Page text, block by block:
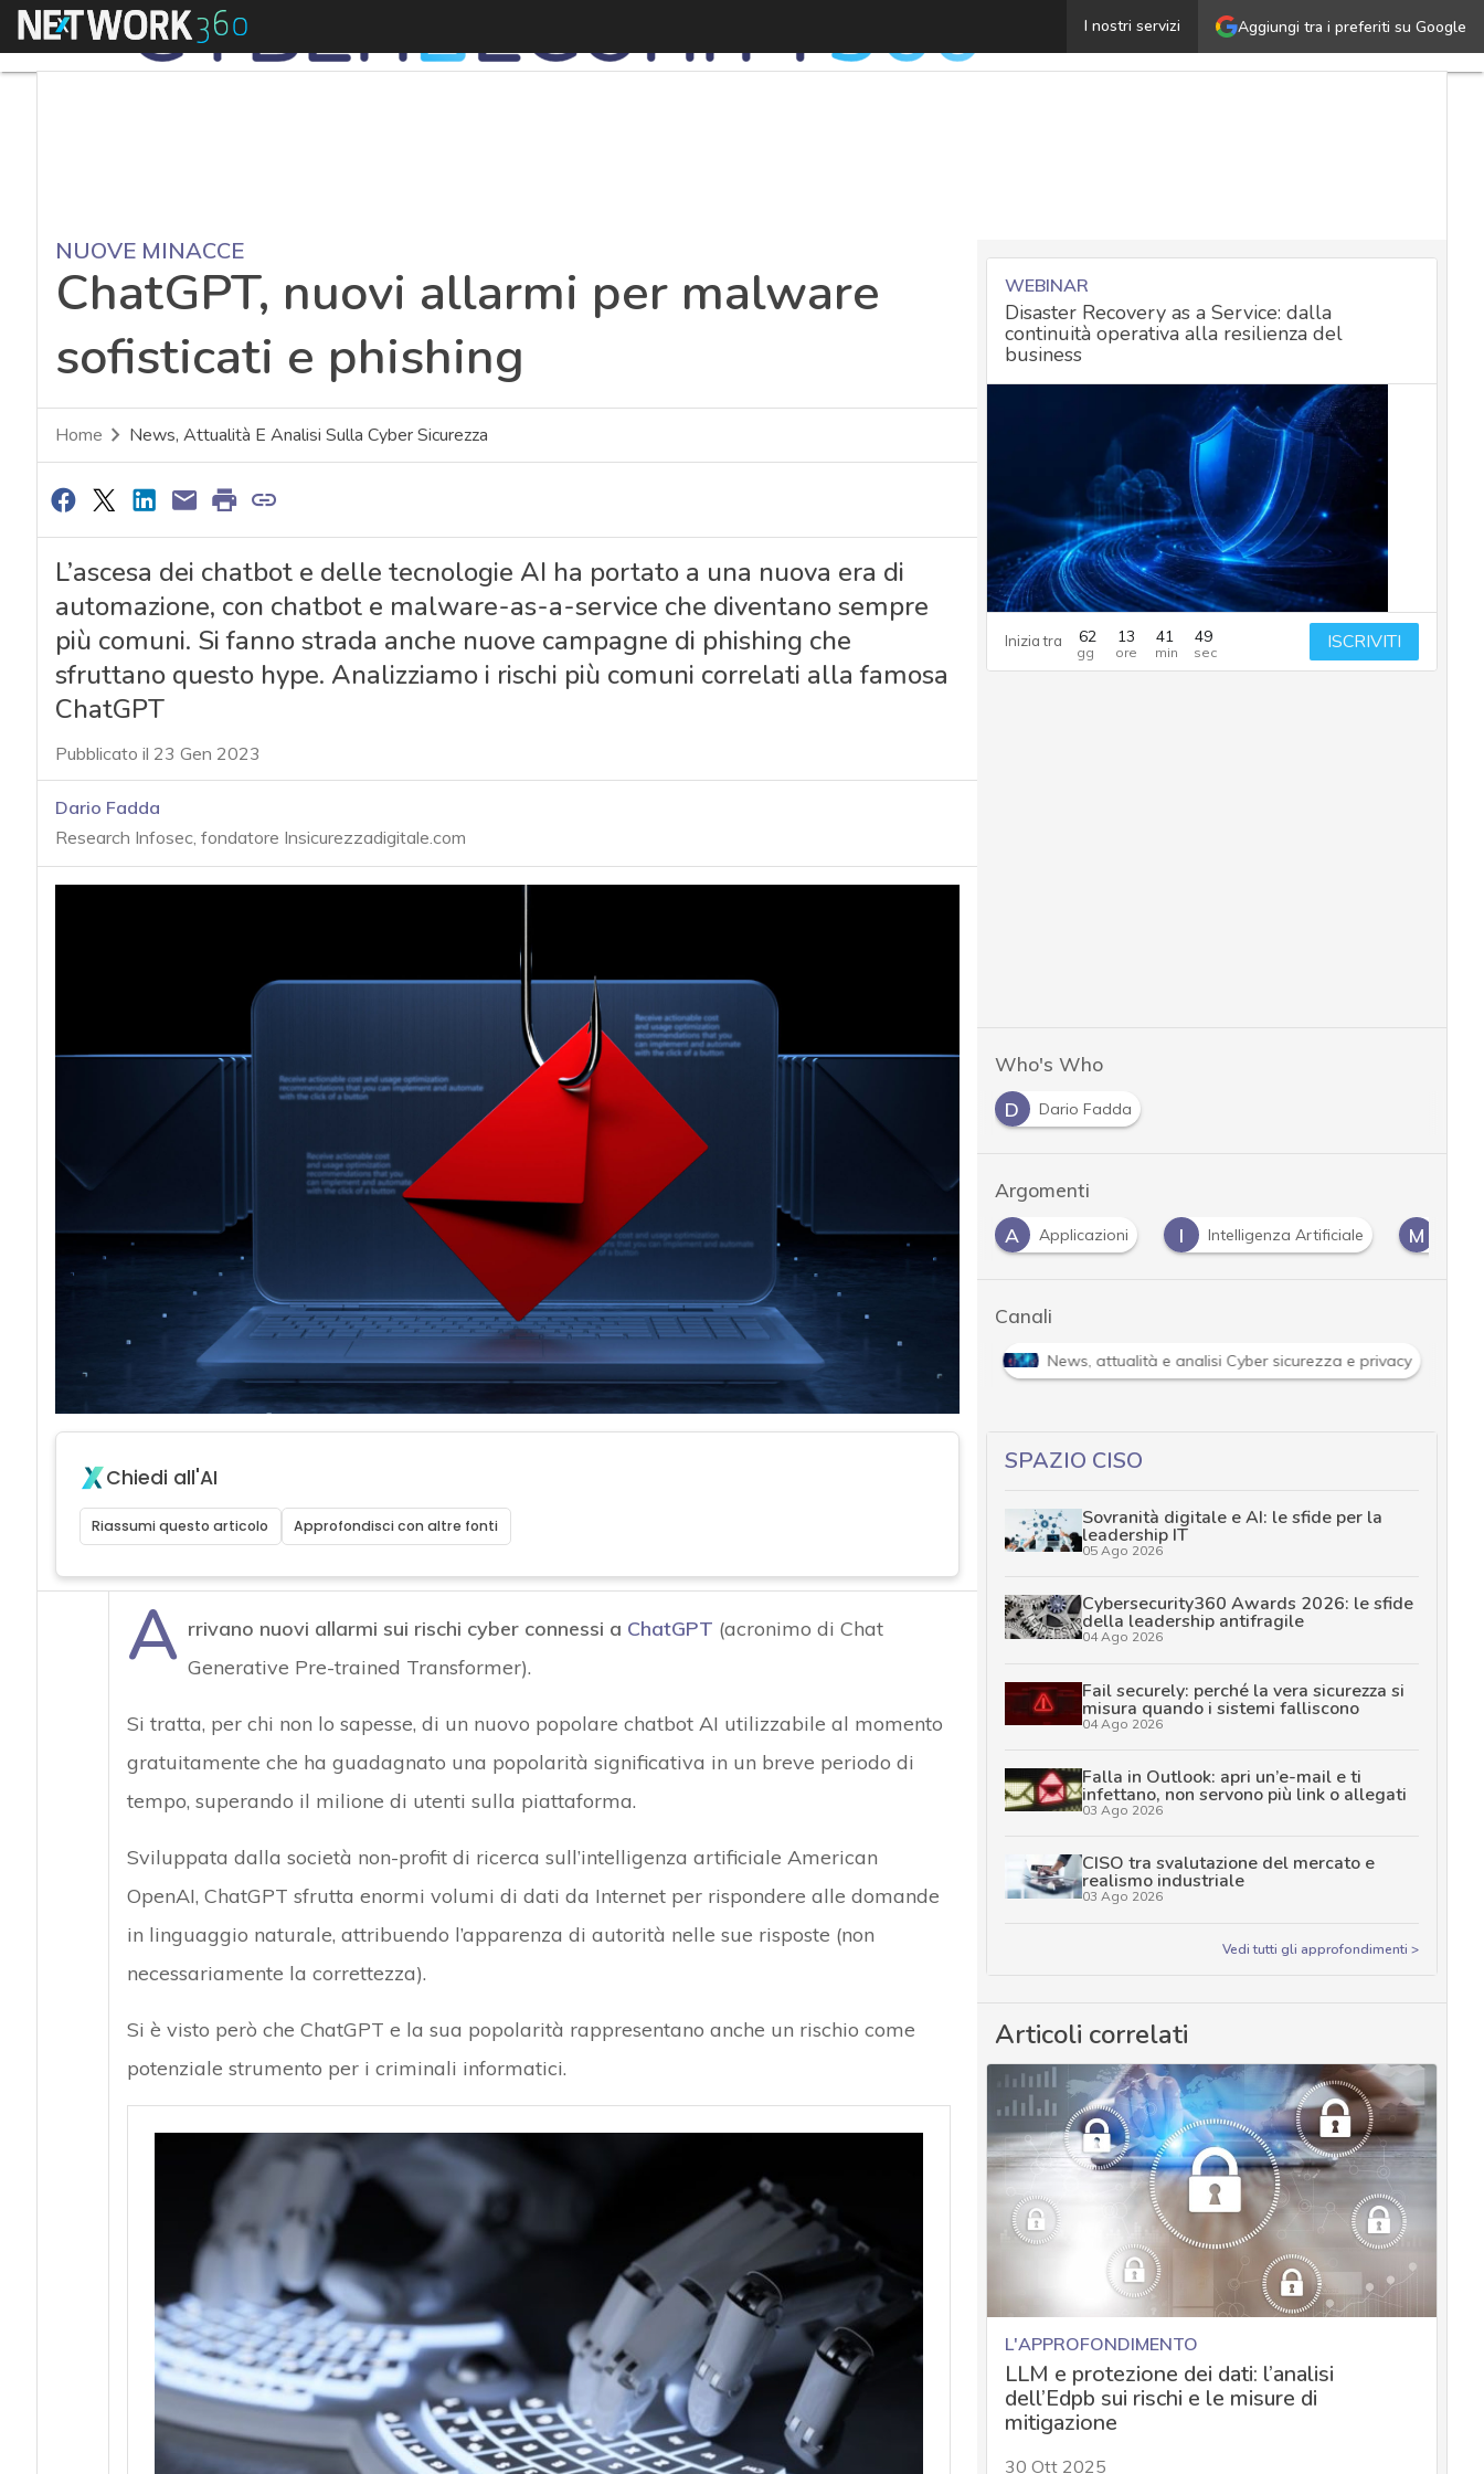
Aggiungi tra i preferiti su Google
I nostri servizi
Menu ChatGPT, nuovi allarmi per malware sofisticati e
NUOVE MINACCE
ChatGPT, nuovi allarmi per malware
sofisticati e phishing
Home News, Attualità E Analisi Sulla Cyber Sicurezza
L’ascesa dei chatbot e delle tecnologie AI ha portato a una nuova era di
automazione, con chatbot e malware-as-a-service che diventano sempre
più comuni. Si fanno strada anche nuove campagne di phishing che
sfruttano questo hype. Analizziamo i rischi più comuni correlati alla famosa
ChatGPT
Pubblicato il 23 Gen 2023
Dario Fadda
Research Infosec, fondatore Insicurezzadigitale.com
Chiedi all'AI
Riassumi questo articolo Approfondisci con altre fonti
A rrivano nuovi allarmi sui rischi cyber connessi a ChatGPT (acronimo di Chat
Generative Pre-trained Transformer).
Si tratta, per chi non lo sapesse, di un nuovo popolare chatbot AI utilizzabile al momento
gratuitamente che ha guadagnato una popolarità significativa in un breve periodo di
tempo, superando il milione di utenti sulla piattaforma.
Sviluppata dalla società non-profit di ricerca sull’intelligenza artificiale American
OpenAI, ChatGPT sfrutta enormi volumi di dati da Internet per rispondere alle domande
in linguaggio naturale, attribuendo l’apparenza di autorità nelle sue risposte (non
necessariamente la correttezza).
Si è visto però che ChatGPT e la sua popolarità rappresentano anche un rischio come
potenziale strumento per i criminali informatici.
WEBINAR
Disaster Recovery as a Service: dalla
continuità operativa alla resilienza del
business
Inizia tra 62 13 41 48 ISCRIVITI
Who's Who
D
Dario Fadda
Argomenti
A
AI A Applicazioni I Intelligenza Artificiale M
Canali
Attacchi hacker e Malware: le ultime news in tempo reale e gli approfondimenti News, attualità e analisi Cyber sicurezza e privacy
SPAZIO CISO
Sovranità digitale e AI: le sfide per la
leadership IT
05 Ago 2026
Cybersecurity360 Awards 2026: le sfide
della leadership antifragile
04 Ago 2026
Fail securely: perché la vera sicurezza si
misura quando i sistemi falliscono
04 Ago 2026
Falla in Outlook: apri un’e-mail e ti
infettano, non servono più link o allegati
03 Ago 2026
CISO tra svalutazione del mercato e
realismo industriale
03 Ago 2026
Vedi tutti gli approfondimenti >
Articoli correlati
L'APPROFONDIMENTO
LLM e protezione dei dati: l’analisi
dell’Edpb sui rischi e le misure di
mitigazione
30 Ott 2025